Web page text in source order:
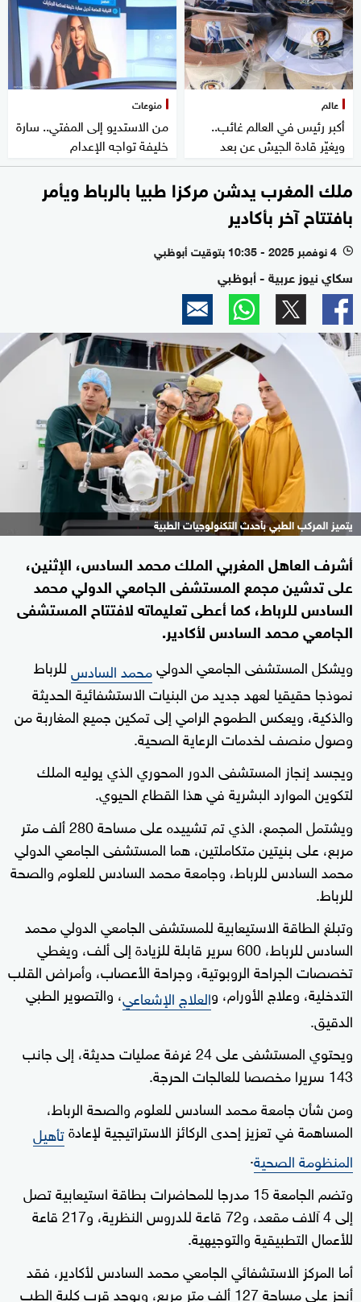
عالم
أكبر رئيس في العالم غائب..
ويغيّر قادة الجيش عن بعد
منوعات
من الاستديو إلى المفتي.. سارة
خليفة تواجه الإعدام
ملك المغرب يدشن مركزا طبيا بالرباط ويأمر
بافتتاح آخر بأكادير
l 4 نوفمبر 2025 - 10:35 بتوقيت أبوظبي
سكاي نيوز عربية - أبوظبي
يتميز المركب الطبي بأحدث التكنولوجيات الطبية
أشرف العاهل المغربي الملك محمد السادس، الإثنين،
على تدشين مجمع المستشفى الجامعي الدولي محمد
السادس للرباط، كما أعطى تعليماته لافتتاح المستشفى
الجامعي محمد السادس لأكادير.
ويشكل المستشفى الجامعي الدوليمحمد السادسللرباط
نموذجا حقيقيا لعهد جديد من البنيات الاستشفائية الحديثة
والذكية، ويعكس الطموح الرامي إلى تمكين جميع المغاربة من
وصول منصف لخدمات الرعاية الصحية.
ويجسد إنجاز المستشفى الدور المحوري الذي يوليه الملك
لتكوين الموارد البشرية في هذا القطاع الحيوي.
ويشتمل المجمع، الذي تم تشييده على مساحة 280 ألف متر
مربع، على بنيتين متكاملتين، هما المستشفى الجامعي الدولي
محمد السادس للرباط، وجامعة محمد السادس للعلوم والصحة
للرباط.
وتبلغ الطاقة الاستيعابية للمستشفى الجامعي الدولي محمد
السادس للرباط، 600 سرير قابلة للزيادة إلى ألف، ويغطي
تخصصات الجراحة الروبوتية، وجراحة الأعصاب، وأمراض القلب
التدخلية، وعلاج الأورام، والعلاج الإشعاعي، والتصوير الطبي
الدقيق.
ويحتوي المستشفى على 24 غرفة عمليات حديثة، إلى جانب
143 سريرا مخصصا للعالجات الحرجة.
ومن شأن جامعة محمد السادس للعلوم والصحة الرباط،
المساهمة في تعزيز إحدى الركائز الاستراتيجية لإعادةتأهيل
المنظومة الصحية.
وتضم الجامعة 15 مدرجا للمحاضرات بطاقة استيعابية تصل
إلى 4 آلاف مقعد، و72 قاعة للدروس النظرية، و217 قاعة
للأعمال التطبيقية والتوجيهية.
أما المركز الاستشفائي الجامعي محمد السادس لأكادير، فقد
أنجز على مساحة 127 ألف متر مربع، ويوجد قرب كلية الطب